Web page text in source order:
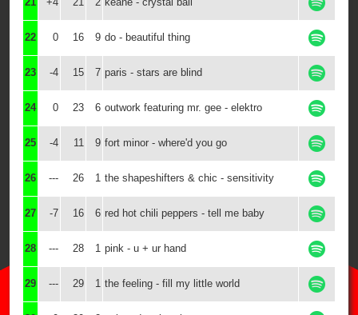
22 0 16 9 do - beautiful thing
23 -4 15 7 paris - stars are blind
24 0 23 6 outwork featuring mr. gee - elektro
25 -4 11 9 fort minor - where'd you go
26 --- 26 1 the shapeshifters & chic - sensitivity
27 -7 16 6 red hot chili peppers - tell me baby
28 --- 28 1 pink - u + ur hand
29 --- 29 1 the feeling - fill my little world